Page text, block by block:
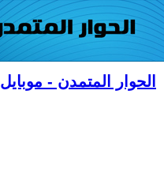
الحوار المتمدن - موبايل